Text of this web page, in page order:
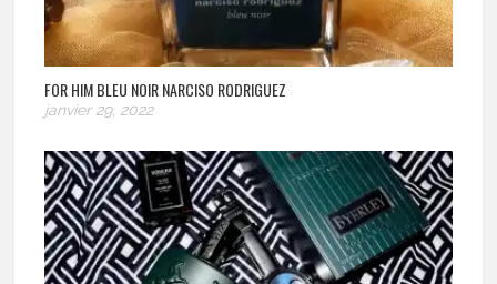
FOR HIM BLEU NOIR NARCISO RODRIGUEZ
janvier 29, 2022